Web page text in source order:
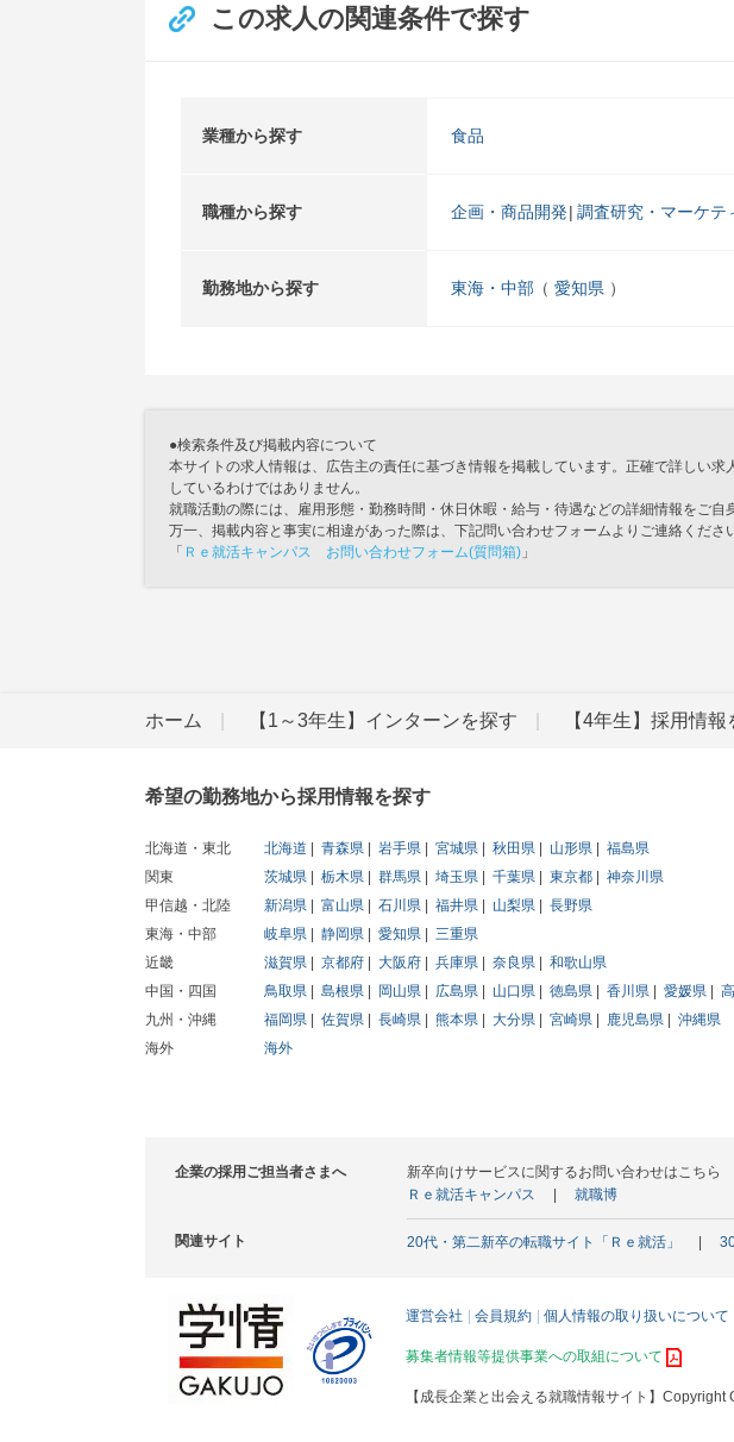
この求人の関連条件で探す
業種から探す 食品
職種から探す 企画・商品開発 調査研究・マーケテ
勤務地から探す 東海・中部 愛知県
●検索条件及び掲載内容について
本サイトの求人情報は、広告主の責任に基づき情報を掲載しています。正確で詳しい
しているわけではありません。
就職活動の際には、雇用形態・勤務時間・休日休暇・給与・待遇などの詳細情報をご自
万一、掲載内容と事実に相違があった際は、下記問い合わせフォームよりご連絡くださ
「 Ｒｅ就活キャンパス お問い合わせフォーム(質問箱) 」
ホーム 【1～3年生】インターンを探す 【4年生】採用情報
希望の勤務地から採用情報を探す
北海道・東北 北海道 青森県 岩手県 宮城県 秋田県 山形県
福島県
関東
茨城県 栃木県 群馬県 埼玉県 千葉県 東京都
神奈川県
甲信越・北陸
新潟県 富山県 石川県 福井県 山梨県
長野県
東海・中部
岐阜県 静岡県 愛知県
三重県
近畿
滋賀県 京都府 大阪府 兵庫県 奈良県
和歌山県
中国・四国
鳥取県 島根県 岡山県 広島県 山口県 徳島県 香川県 愛媛県
九州・沖縄
福岡県 佐賀県 長崎県 熊本県 大分県 宮崎県 鹿児島県
沖縄県
海外
海外
企業の採用ご担当者さまへ
新卒向けサービスに関するお問い合わせはこちら
Ｒｅ就活キャンパス
就職博
関連サイト 20代・第二新卒の転職サイト「Ｒｅ就活」
運営会社 会員規約 個人情報の取り扱いについて
募集者情報等提供事業への取組について
【成長企業と出会える就職情報サイト】 Copyright